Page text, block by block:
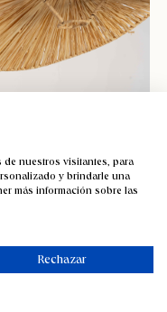
nuestros visitantes, para
y brindarle una
más información sobre las
Rechazar